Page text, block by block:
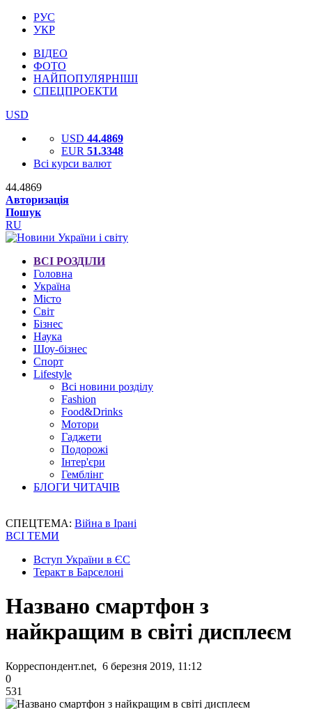
РУС
УКР
ВІДЕО
ФОТО
НАЙПОПУЛЯРНІШІ
СПЕЦПРОЕКТИ
USD
USD 44.4869
EUR 51.3348
Всі курси валют
44.4869
Авторизація
Пошук
RU
ВСІ РОЗДІЛИ
Головна
Україна
Місто
Світ
Бізнес
Наука
Шоу-бізнес
Спорт
Lifestyle
Всі новини розділу
Fashion
Food&Drinks
Мотори
Гаджети
Подорожі
Інтер'єри
Гемблінг
БЛОГИ ЧИТАЧІВ
СПЕЦТЕМА: Війна в Ірані
ВСІ ТЕМИ
Вступ України в ЄС
Теракт в Барселоні
Названо смартфон з
найкращим в світі дисплеєм
Корреспондент.net, 6 березня 2019, 11:12
0
531